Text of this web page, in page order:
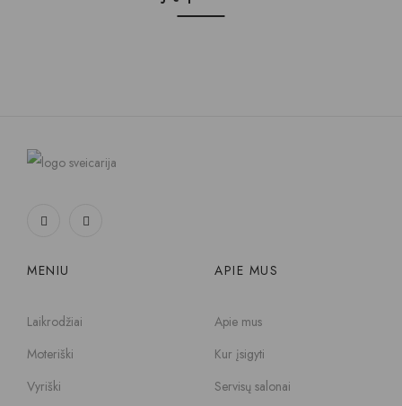
MENIU
Laikrodžiai
Moteriški
Vyriški
APIE MUS
Apie mus
Kur įsigyti
Servisų salonai